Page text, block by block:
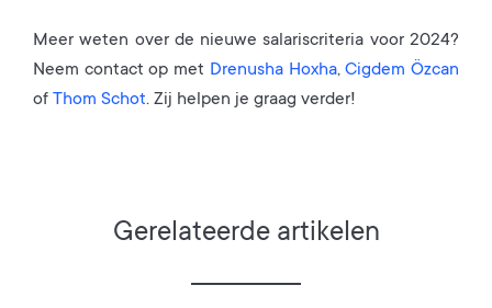
Meer weten over de nieuwe salariscriteria voor 2024?
Neem contact op met Drenusha Hoxha,Cigdem Özcan
of Thom Schot. Zij helpen je graag verder!
Gerelateerde artikelen